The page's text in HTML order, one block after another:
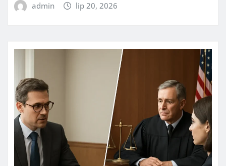
admin lip 20, 2026